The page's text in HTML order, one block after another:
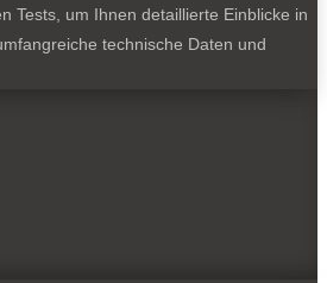
Tests, um Ihnen detaillierte Einblicke in
technische Daten und